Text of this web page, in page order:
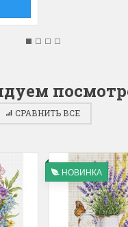
СРАВНИТЬ ВСЕ
НОВИНКА